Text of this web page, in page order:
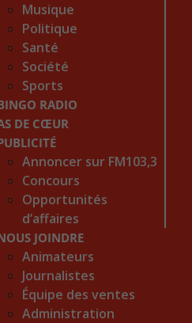
Musique
Politique
Santé
Société
Sports
RADIO
DE CŒUR
Annoncer sur FM103,3
Concours
Opportunités
d’affaires
JOINDRE
Animateurs
Journalistes
Équipe des ventes
Administration